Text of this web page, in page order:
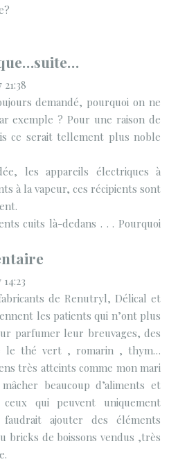
demandé, pourquoi on ne
exemple ? Pour une raison de
ce serait tellement plus noble
les appareils électriques à
à la vapeur, ces récipients sont
cuits là-dedans . . . Pourquoi
de Renutryl, Délical et
les patients qui n’ont plus
parfumer leur breuvages, des
le thé vert , romarin , thym…
très atteints comme mon mari
beaucoup d’aliments et
qui peuvent uniquement
ajouter des éléments
bricks de boissons vendus ,très